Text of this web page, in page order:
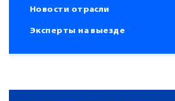
Новости отрасли
Эксперты на выезде